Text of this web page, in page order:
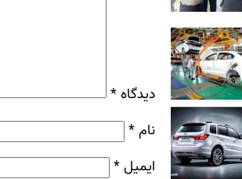
دیدگاه*
نام*
ایمیل*